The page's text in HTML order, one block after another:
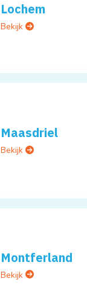
Lochem
Bekijk
Maasdriel
Bekijk
Montferland
Bekijk